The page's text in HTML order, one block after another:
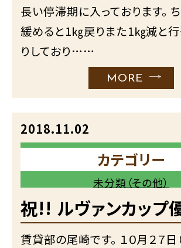
長い停滞期に入っております。
緩めると1㎏戻りまた1㎏減と行
りしており……
MORE
2018.11.02
カテゴリー
未分類（その他）
祝!! ルヴァンカップ
賃貸部の尾崎です。 １０月２７日